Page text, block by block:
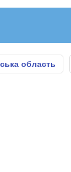
область